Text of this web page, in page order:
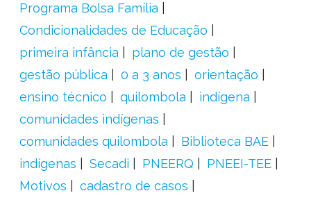
Programa Bolsa Família
Condicionalidades de Educação
primeira infância
plano de gestão
gestão pública
0 a 3 anos
orientação
ensino técnico
quilombola
indígena
comunidades indígenas
comunidades quilombola
Biblioteca BAE
indígenas
Secadi PNEERQ
PNEEI-TEE
Motivos
cadastro de casos